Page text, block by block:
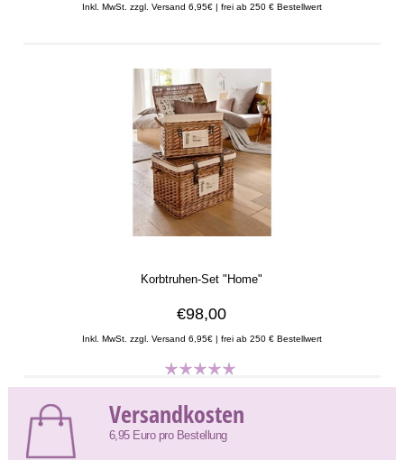
Inkl. MwSt. zzgl. Versand 6,95€ | frei ab 250 € Bestellwert
Korbtruhen-Set "Home"
€98,00
Inkl. MwSt. zzgl. Versand 6,95€ | frei ab 250 € Bestellwert
Versandkosten
6,95 Euro pro Bestellung